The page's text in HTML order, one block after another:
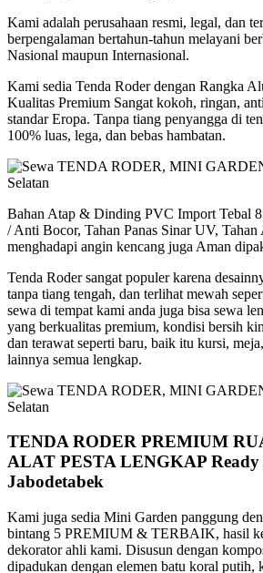
Kami adalah perusahaan resmi, legal, dan
berpengalaman bertahun-tahun melayani
Nasional maupun Internasional.
Kami sedia Tenda Roder dengan Rangka
Kualitas Premium Sangat kokoh, ringan,
standar Eropa. Tanpa tiang penyangga di
100% luas, lega, dan bebas hambatan.
Bahan Atap & Dinding PVC Import Tebal
/ Anti Bocor, Tahan Panas Sinar UV,
menghadapi angin kencang juga Aman
Tenda Roder sangat populer karena
tanpa tiang tengah, dan terlihat mewah
sewa di tempat kami anda juga bisa sewa
yang berkualitas premium, kondisi bersih
dan terawat seperti baru, baik itu kursi,
lainnya semua lengkap.
TENDA RODER PREMIUM
ALAT PESTA LENGKAP
Jabodetabek
Kami juga sedia Mini Garden panggung
bintang 5 PREMIUM & TERBAIK, hasil
dekorator ahli kami. Disusun dengan
dipadukan dengan elemen batu koral putih,